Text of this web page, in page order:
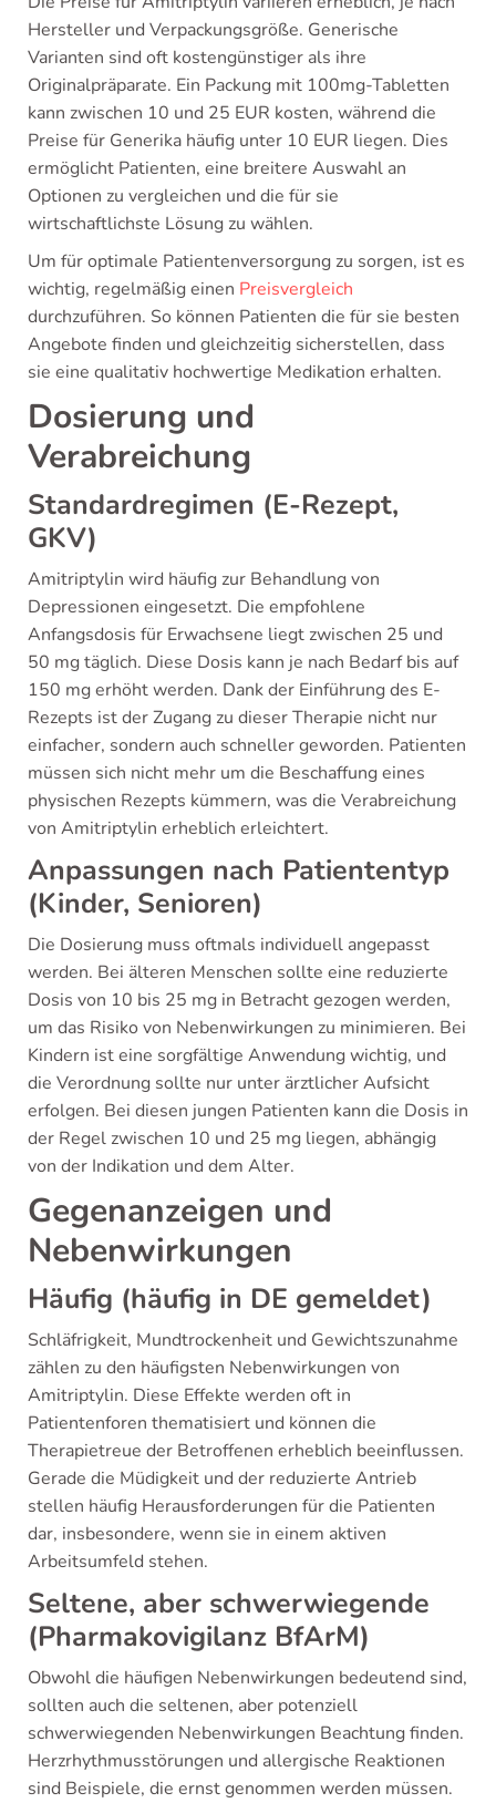
Hersteller und Verpackungsgröße. Generische
Varianten sind oft kostengünstiger als ihre
Originalpräparate. Ein Packung mit 100mg-Tabletten
kann zwischen 10 und 25 EUR kosten, während die
Preise für Generika häufig unter 10 EUR liegen. Dies
ermöglicht Patienten, eine breitere Auswahl an
Optionen zu vergleichen und die für sie
wirtschaftlichste Lösung zu wählen.
Um für optimale Patientenversorgung zu sorgen, ist es
wichtig, regelmäßig einen Preisvergleich
durchzuführen. So können Patienten die für sie besten
Angebote finden und gleichzeitig sicherstellen, dass
sie eine qualitativ hochwertige Medikation erhalten.
Dosierung und
Verabreichung
Standardregimen (E-Rezept,
GKV)
Amitriptylin wird häufig zur Behandlung von
Depressionen eingesetzt. Die empfohlene
Anfangsdosis für Erwachsene liegt zwischen 25 und
50 mg täglich. Diese Dosis kann je nach Bedarf bis auf
150 mg erhöht werden. Dank der Einführung des E-
Rezepts ist der Zugang zu dieser Therapie nicht nur
einfacher, sondern auch schneller geworden. Patienten
müssen sich nicht mehr um die Beschaffung eines
physischen Rezepts kümmern, was die Verabreichung
von Amitriptylin erheblich erleichtert.
Anpassungen nach Patiententyp
(Kinder, Senioren)
Die Dosierung muss oftmals individuell angepasst
werden. Bei älteren Menschen sollte eine reduzierte
Dosis von 10 bis 25 mg in Betracht gezogen werden,
um das Risiko von Nebenwirkungen zu minimieren. Bei
Kindern ist eine sorgfältige Anwendung wichtig, und
die Verordnung sollte nur unter ärztlicher Aufsicht
erfolgen. Bei diesen jungen Patienten kann die Dosis in
der Regel zwischen 10 und 25 mg liegen, abhängig
von der Indikation und dem Alter.
Gegenanzeigen und
Nebenwirkungen
Häufig (häufig in DE gemeldet)
Schläfrigkeit, Mundtrockenheit und Gewichtszunahme
zählen zu den häufigsten Nebenwirkungen von
Amitriptylin. Diese Effekte werden oft in
Patientenforen thematisiert und können die
Therapietreue der Betroffenen erheblich beeinflussen.
Gerade die Müdigkeit und der reduzierte Antrieb
stellen häufig Herausforderungen für die Patienten
dar, insbesondere, wenn sie in einem aktiven
Arbeitsumfeld stehen.
Seltene, aber schwerwiegende
(Pharmakovigilanz BfArM)
Obwohl die häufigen Nebenwirkungen bedeutend sind,
sollten auch die seltenen, aber potenziell
schwerwiegenden Nebenwirkungen Beachtung finden.
Herzrhythmusstörungen und allergische Reaktionen
sind Beispiele, die ernst genommen werden müssen.